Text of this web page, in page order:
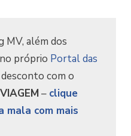
além dos
próprio Portal das
com o
– clique
mala com mais